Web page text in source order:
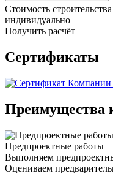
Стоимость
индивидуально
Получить расчёт
Сертификаты
Преимущества
Предпроектные работы
Выполняем
Оцениваем